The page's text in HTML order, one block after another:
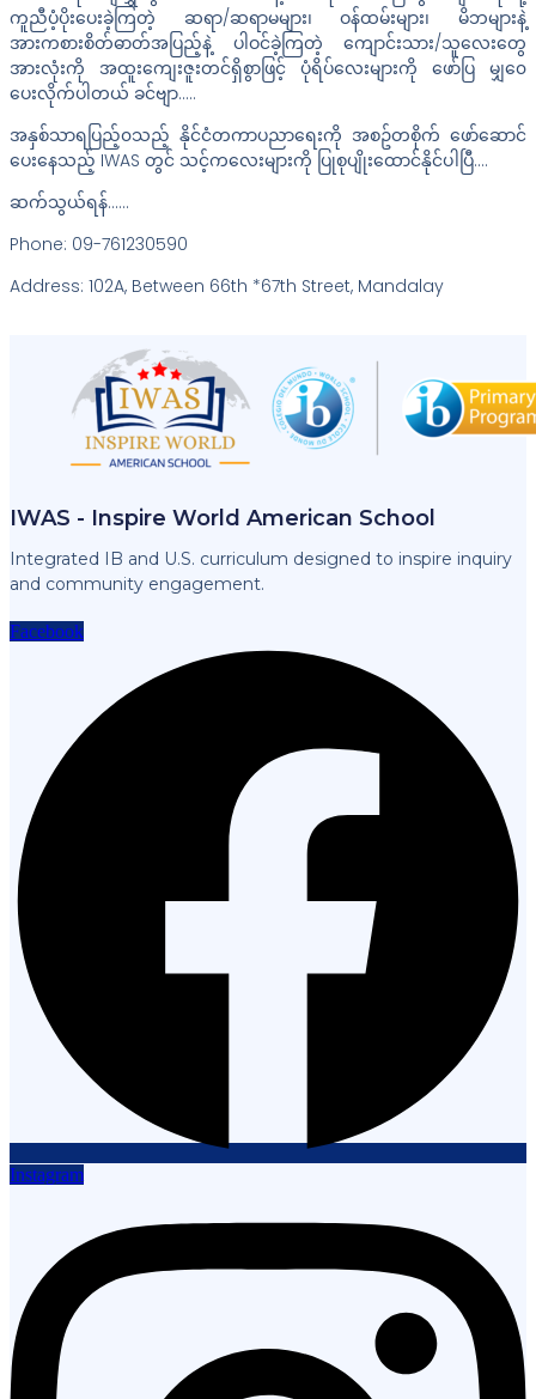
ကူညီပံ့ပိုးပေးခဲ့ကြတဲ့ ဆရာ/ဆရာမများ၊ ဝန်ထမ်းများ၊ မိဘများနဲ့
အားကစားစိတ်ဓာတ်အပြည့်နဲ့ ပါဝင်ခဲ့ကြတဲ့ ကျောင်းသား/သူလေးတွေ
အားလုံးကို အထူးကျေးဇူးတင်ရှိစွာဖြင့် ပုံရိပ်လေးများကို ဖော်ပြ မျှ၀ေ
ပေးလိုက်ပါတယ် ခင်ဗျာ…..
အနှစ်သာရပြည့်၀သည့် နိုင်ငံတကာပညာရေးကို အစဥ်တစိုက် ဖော်ဆောင်
ပေးနေသည့် IWAS တွင် သင့်ကလေးများကို ပြုစုပျိုးထောင်နိုင်ပါပြီ….
ဆက်သွယ်ရန်……
Phone: 09-761230590
Address: 102A, Between 66th *67th Street, Mandalay
IWAS - Inspire World American School
Integrated IB and U.S. curriculum designed to inspire inquiry
and community engagement.
Facebook
Instagram